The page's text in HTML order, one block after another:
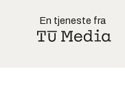
En tjeneste fra